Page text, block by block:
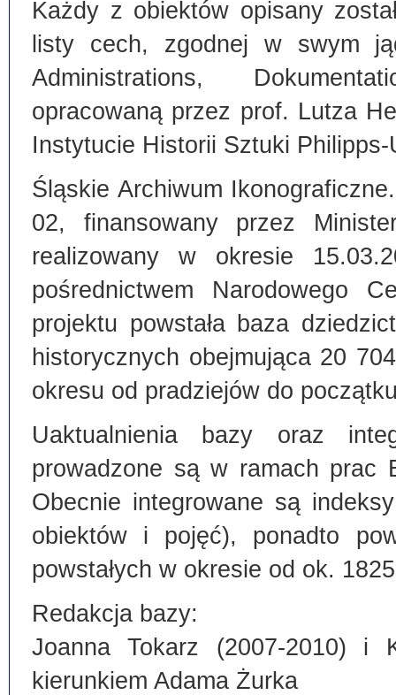
Każdy z obiektów opisany
listy cech, zgodnej w swym
Administrations,
opracowaną przez prof. Lutza
Instytucie Historii Sztuki
Śląskie Archiwum
02, finansowany przez
realizowany w okresie
pośrednictwem Narodowego
projektu powstała baza
historycznych obejmująca 20
okresu od pradziejów do
Uaktualnienia bazy oraz
prowadzone są w ramach prac
Obecnie integrowane są
obiektów i pojęć), ponadto
powstałych w okresie od ok.
Redakcja bazy:
Joanna Tokarz (2007-2010) i
kierunkiem Adama Żurka